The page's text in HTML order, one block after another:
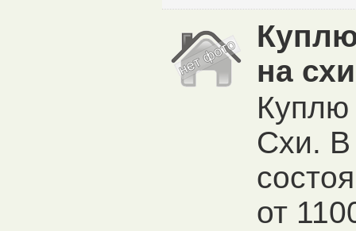
на схи
Куплю
Схи.
от